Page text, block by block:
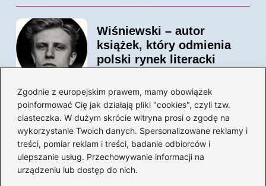
Zgodnie z europejskim prawem, mamy obowiązek
poinformować Cię jak działają pliki "cookies", czyli tzw.
ciasteczka. W dużym skrócie witryna prosi o zgodę na
wykorzystanie Twoich danych. Spersonalizowane reklamy i
treści, pomiar reklam i treści, badanie odbiorców i
ulepszanie usług. Przechowywanie informacji na
urządzeniu lub dostęp do nich.
Wiśniewski – autor
książek, który odmienia
polski rynek literacki
Magiczne kulisy życia
autora książki o Kubusiu
Puchatku